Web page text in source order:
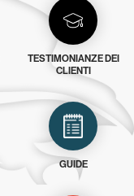
TESTIMONIANZE DEI
CLIENTI
GUIDE